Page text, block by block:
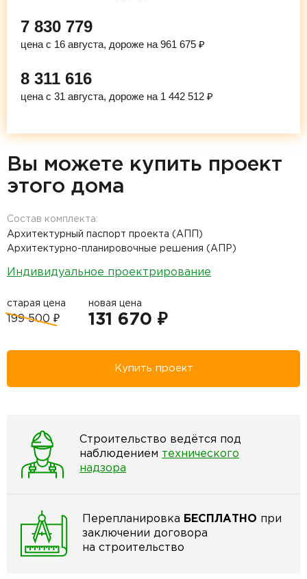
7 830 779
цена с 16 августа, дороже на 961 675 ₽
8 311 616
цена с 31 августа, дороже на 1 442 512 ₽
Вы можете купить проект
этого дома
Состав комплекта:
Архитектурный паспорт проекта (АПП)
Архитектурно-планировочные решения (АПР)
Индивидуальное проектрирование
старая цена
199 500 ₽
новая цена
131 670 ₽
Купить проект
Строительство ведётся под
наблюдением технического
надзора
Перепланировка БЕСПЛАТНО при
заключении договора
на строительство